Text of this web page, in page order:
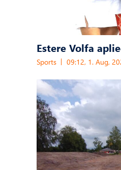
Estere Volfa
Sports 09:12, 1. Aug,